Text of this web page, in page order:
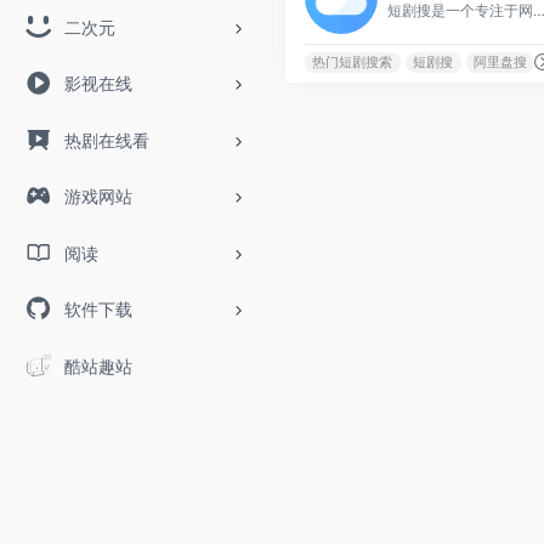
二次元
影视在线
热剧在线看
游戏网站
阅读
软件下载
酷站趣站
短剧搜是一个专注于网盘资源分享的搜索引擎，拥有超过9999万的网盘资源，致力于成为最好的网盘搜索引擎。
热门短剧搜索 短剧搜 阿里盘搜